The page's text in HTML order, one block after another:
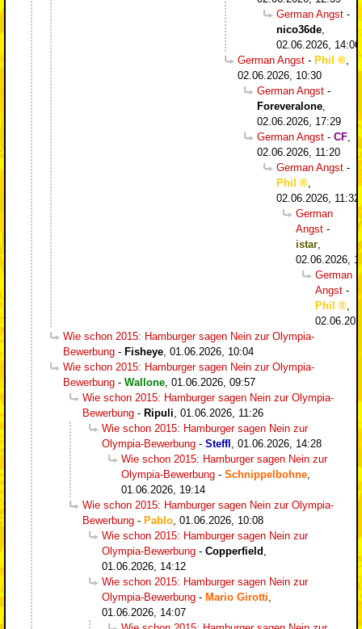
German Angst -
nico36de,
02.06.2026, 14:06
German Angst - Phil
,
02.06.2026, 10:30
German Angst -
Foreveralone,
02.06.2026, 17:29
German Angst - CF,
02.06.2026, 11:20
German Angst -
Phil
,
02.06.2026, 11:32
German
Angst -
istar,
02.06.2026,
German
Angst -
Phil
,
Wie schon 2015: Hamburger sagen Nein zur Olympia-
Bewerbung - Fisheye, 01.06.2026, 10:04
Wie schon 2015: Hamburger sagen Nein zur Olympia-
Bewerbung - Wallone, 01.06.2026, 09:57
Wie schon 2015: Hamburger sagen Nein zur Olympia-
Bewerbung - Ripuli, 01.06.2026, 11:26
Wie schon 2015: Hamburger sagen Nein zur
Olympia-Bewerbung - Steffl , 01.06.2026, 14:28
Wie schon 2015: Hamburger sagen Nein zur
Olympia-Bewerbung - Schnippelbohne,
01.06.2026, 19:14
Wie schon 2015: Hamburger sagen Nein zur Olympia-
Bewerbung - Pablo, 01.06.2026, 10:08
Wie schon 2015: Hamburger sagen Nein zur
Olympia-Bewerbung - Copperfield ,
01.06.2026, 14:12
Wie schon 2015: Hamburger sagen Nein zur
Olympia-Bewerbung - Mario Girotti,
01.06.2026, 14:07